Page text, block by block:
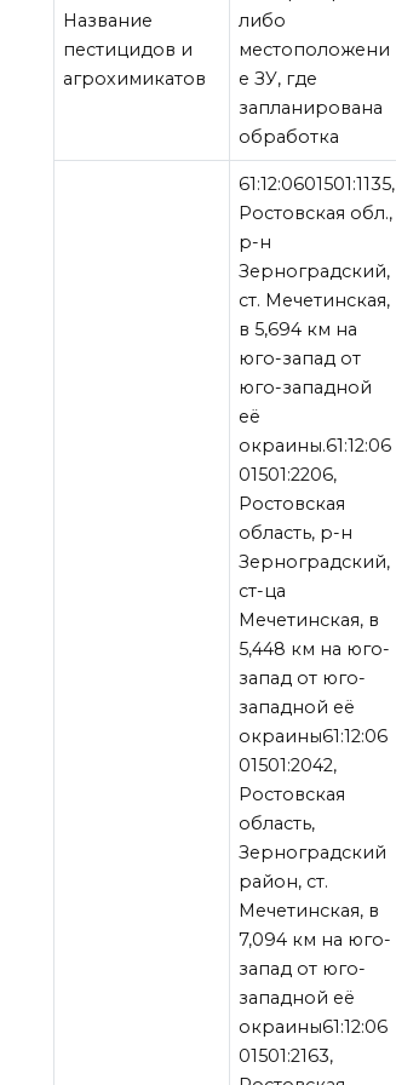
Название
пестицидов и
агрохимикатов
либо
местоположени
е ЗУ, где
запланирована
обработка
61:12:0601501:1135,
Ростовская обл.,
р-н
Зерноградский,
ст. Мечетинская,
в 5,694 км на
юго-запад от
юго-западной
её
окраины.61:12:06
01501:2206,
Ростовская
область, р-н
Зерноградский,
ст-ца
Мечетинская, в
5,448 км на юго-
запад от юго-
западной её
окраины61:12:06
01501:2042,
Ростовская
область,
Зерноградский
район, ст.
Мечетинская, в
7,094 км на юго-
запад от юго-
западной её
окраины61:12:06
01501:2163,